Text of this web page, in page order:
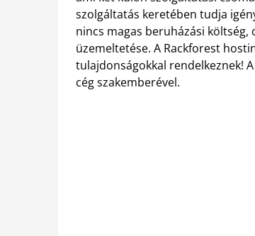
szolgáltatás keretében tudja
nincs magas beruházási költség,
üzemeltetése. A Rackforest
tulajdonságokkal rendelkeznek!
cég szakemberével.